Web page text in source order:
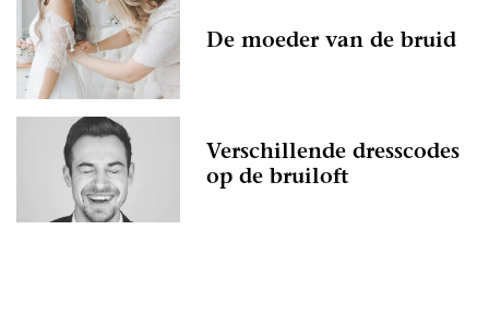
De moeder van de bruid
Verschillende dresscodes
op de bruiloft